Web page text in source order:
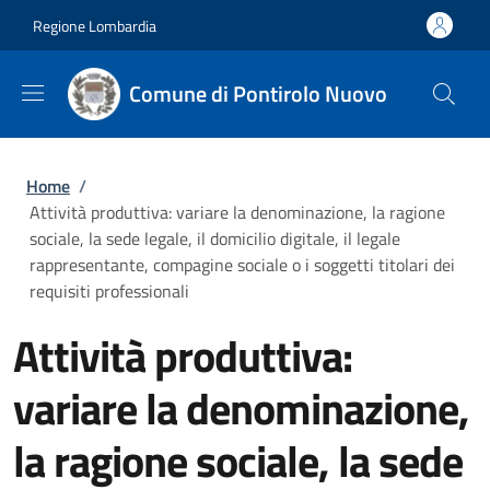
Regione Lombardia
Comune di Pontirolo Nuovo
Briciole di pane
Home /
Attività produttiva: variare la denominazione, la ragione
sociale, la sede legale, il domicilio digitale, il legale
rappresentante, compagine sociale o i soggetti titolari dei
requisiti professionali
Attività produttiva:
variare la denominazione,
la ragione sociale, la sede